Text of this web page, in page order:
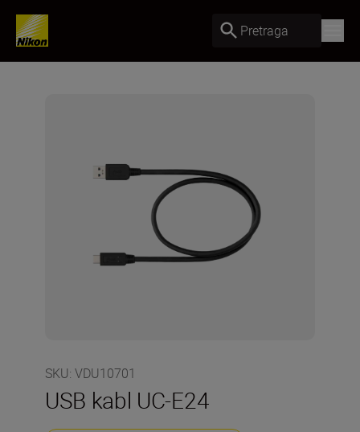
Pretraga
SKU: VDU10701
USB kabl UC-E24